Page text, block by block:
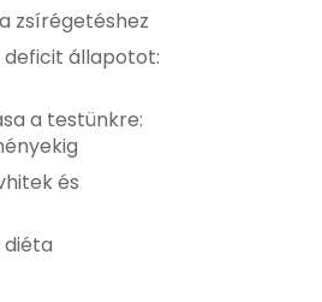
zsírégetéshez
deficit állapotot:
a testünkre:
és
diéta